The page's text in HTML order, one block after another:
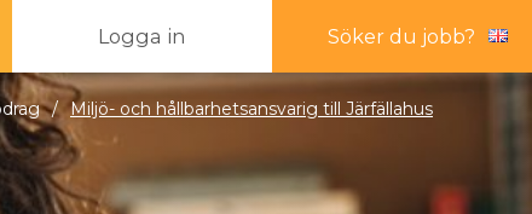
Logga in Söker du jobb?
/ Miljö- och hållbarhetsansvarig till Järfällahus